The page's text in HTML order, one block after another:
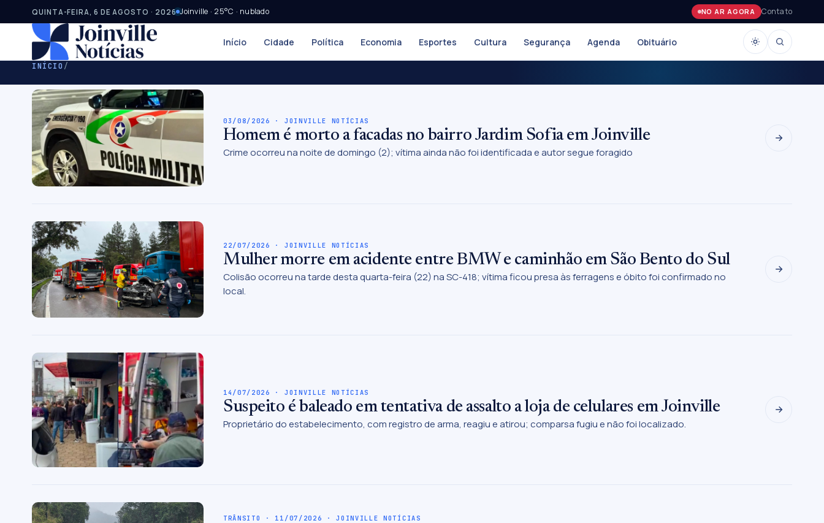
QUINTA-FEIRA, 6 DE AGOSTO · 2026 Joinville · 25°C · nublado NO AR AGORA Contato
Início Cidade Política Economia Esportes Cultura Segurança Agenda Obituário
INÍCIO /
03/08/2026 · JOINVILLE NOTÍCIAS
Homem é morto a facadas no bairro Jardim Sofia em Joinville
Crime ocorreu na noite de domingo (2); vítima ainda não foi identificada e autor segue foragido
22/07/2026 · JOINVILLE NOTÍCIAS
Mulher morre em acidente entre BMW e caminhão em São Bento do Sul
Colisão ocorreu na tarde desta quarta-feira (22) na SC-418; vítima ficou presa às ferragens e óbito foi confirmado no
local.
14/07/2026 · JOINVILLE NOTÍCIAS
Suspeito é baleado em tentativa de assalto a loja de celulares em Joinville
Proprietário do estabelecimento, com registro de arma, reagiu e atirou; comparsa fugiu e não foi localizado.
TRÂNSITO · 11/07/2026 · JOINVILLE NOTÍCIAS